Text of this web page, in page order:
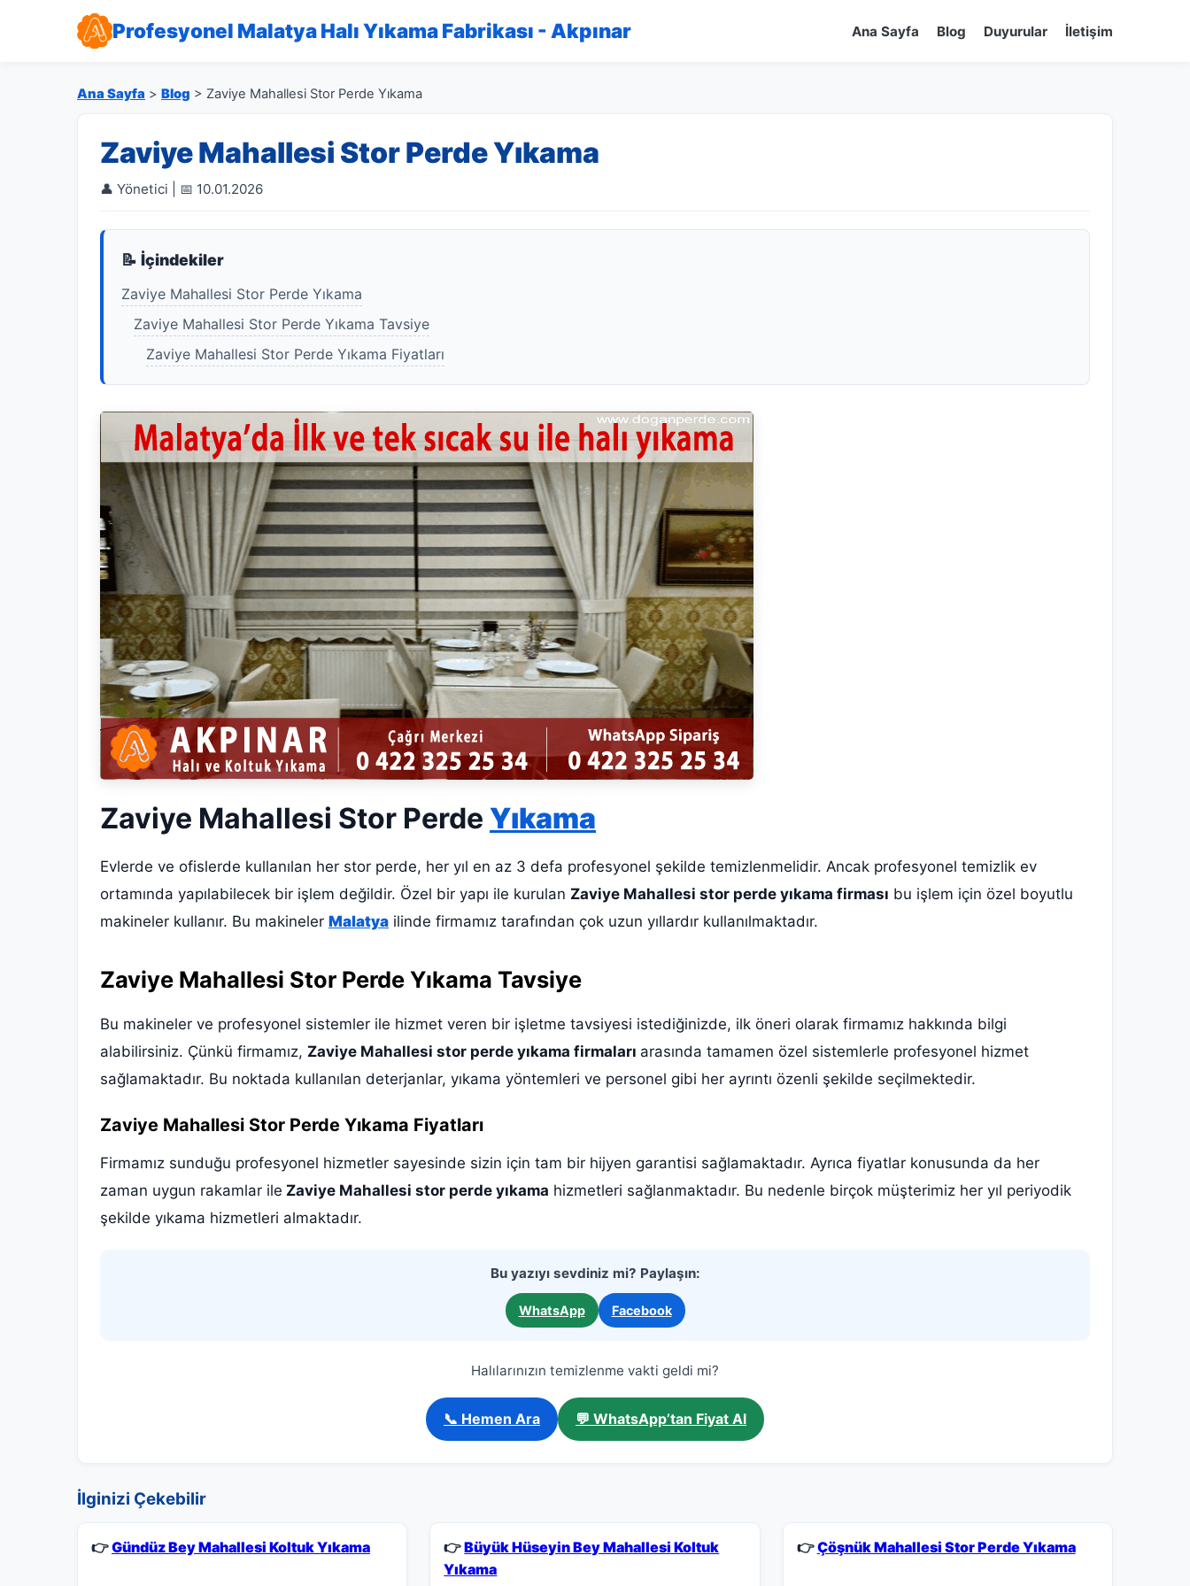
Profesyonel Malatya Halı Yıkama Fabrikası - Akpınar Ana Sayfa Blog Duyurular İletişim
Ana Sayfa > Blog > Zaviye Mahallesi Stor Perde Yıkama
Zaviye Mahallesi Stor Perde Yıkama
👤 Yönetici | 📅 10.01.2026
📝 İçindekiler
Zaviye Mahallesi Stor Perde Yıkama
Zaviye Mahallesi Stor Perde Yıkama Tavsiye
Zaviye Mahallesi Stor Perde Yıkama Fiyatları
Zaviye Mahallesi Stor Perde Yıkama
Evlerde ve ofislerde kullanılan her stor perde, her yıl en az 3 defa profesyonel şekilde temizlenmelidir. Ancak profesyonel temizlik ev
ortamında yapılabilecek bir işlem değildir. Özel bir yapı ile kurulan Zaviye Mahallesi stor perde yıkama firması bu işlem için özel boyutlu
makineler kullanır. Bu makineler Malatya ilinde firmamız tarafından çok uzun yıllardır kullanılmaktadır.
Zaviye Mahallesi Stor Perde Yıkama Tavsiye
Bu makineler ve profesyonel sistemler ile hizmet veren bir işletme tavsiyesi istediğinizde, ilk öneri olarak firmamız hakkında bilgi
alabilirsiniz. Çünkü firmamız, Zaviye Mahallesi stor perde yıkama firmaları arasında tamamen özel sistemlerle profesyonel hizmet
sağlamaktadır. Bu noktada kullanılan deterjanlar, yıkama yöntemleri ve personel gibi her ayrıntı özenli şekilde seçilmektedir.
Zaviye Mahallesi Stor Perde Yıkama Fiyatları
Firmamız sunduğu profesyonel hizmetler sayesinde sizin için tam bir hijyen garantisi sağlamaktadır. Ayrıca fiyatlar konusunda da her
zaman uygun rakamlar ile Zaviye Mahallesi stor perde yıkama hizmetleri sağlanmaktadır. Bu nedenle birçok müşterimiz her yıl periyodik
şekilde yıkama hizmetleri almaktadır.
Bu yazıyı sevdiniz mi? Paylaşın:
WhatsApp Facebook
Halılarınızın temizlenme vakti geldi mi?
📞 Hemen Ara 💬 WhatsApp’tan Fiyat Al
İlginizi Çekebilir
👉Gündüz Bey Mahallesi Koltuk Yıkama 👉Büyük Hüseyin Bey Mahallesi Koltuk
Yıkama
👉Çöşnük Mahallesi Stor Perde Yıkama